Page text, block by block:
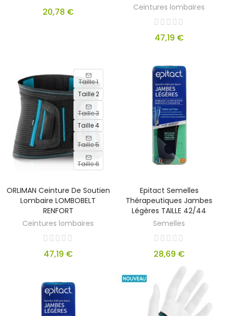
20,78 €
Ceintures lombaires
47,19 €
Taille 1
Taille 2
Taille 3
Taille 4
Taille 5
Taille 6
ORLIMAN Ceinture De Soutien
Lombaire LOMBOBELT
RENFORT
Ceintures lombaires
47,19 €
Epitact Semelles
Thérapeutiques Jambes
Légères TAILLE 42/44
Semelles
28,69 €